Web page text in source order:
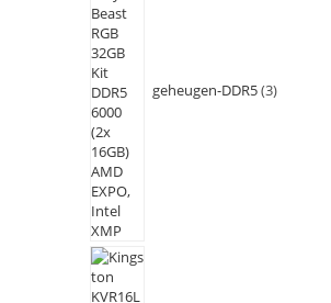
geheugen-DDR5 3